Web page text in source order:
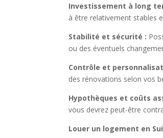
Investissement à long
à être relativement stables
Stabilité et sécurité :
ou des éventuels
Contrôle et
des rénovations selon vos
Hypothèques et coûts
vous devrez peut-être
Louer un logement en